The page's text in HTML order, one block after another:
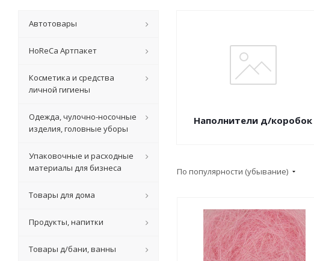
Наполнители д/коробок
По популярности (убывание)
Автотовары
HoReCa Артпакет
Косметика и средства
личной гигиены
Одежда, чулочно-носочные
изделия, головные уборы
Упаковочные и расходные
материалы для бизнеса
Товары для дома
Продукты, напитки
Товары д/бани, ванны